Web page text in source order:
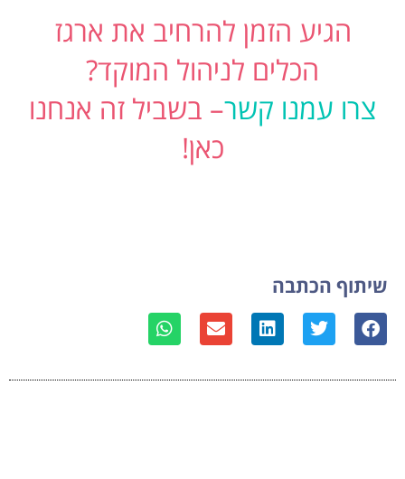
הגיע הזמן להרחיב את ארגז
הכלים לניהול המוקד?
צרו עמנו קשר– בשביל זה אנחנו
כאן!
שיתוף הכתבה